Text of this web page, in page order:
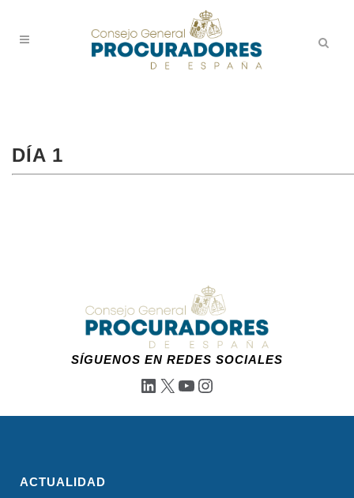
DÍA 1
SÍGUENOS EN REDES SOCIALES
LinkedIn
X YouTube
Instagram
ACTUALIDAD